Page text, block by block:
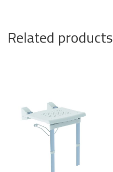
Related products